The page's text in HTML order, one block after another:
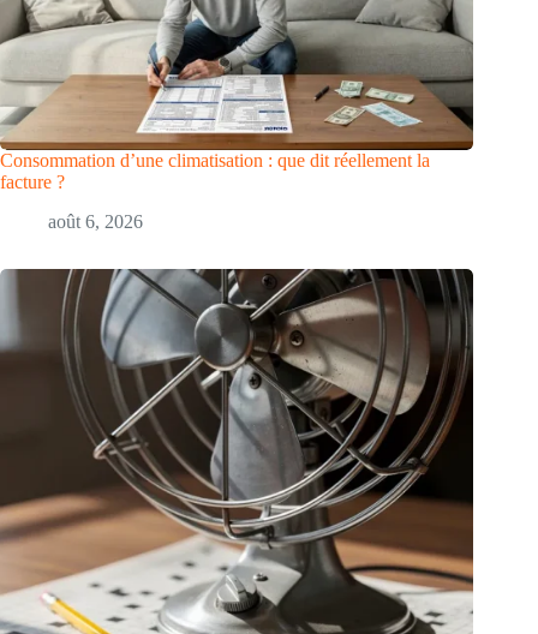
Consommation d’une climatisation : que dit réellement la
facture ?
août 6, 2026